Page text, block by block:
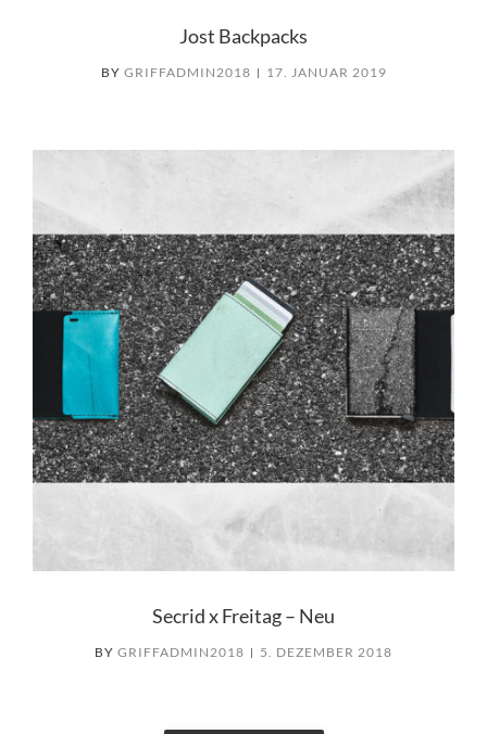
Jost Backpacks
BY GRIFFADMIN2018 17. JANUAR 2019
Secrid x Freitag – Neu
BY GRIFFADMIN2018 5. DEZEMBER 2018